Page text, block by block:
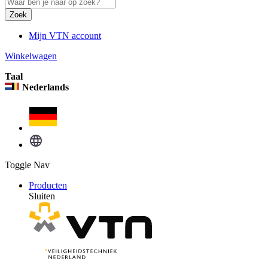
Zoek
Mijn VTN account
Winkelwagen
Taal
Nederlands
Toggle Nav
Producten
Sluiten